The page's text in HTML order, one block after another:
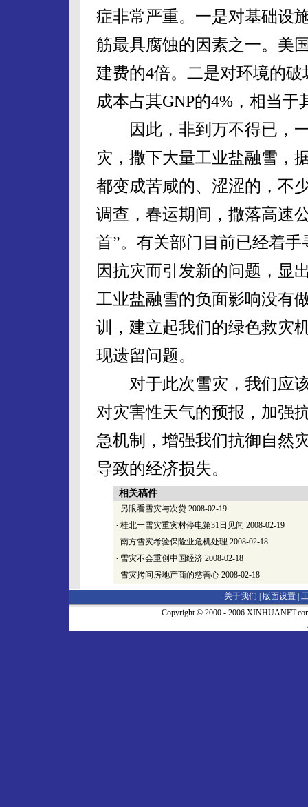
症非常严重。一是对基础设
筋最具腐蚀的因素之一。美
建费的4倍。二是对环境的
成本占其GNP的4%，相当于
因此，非到万不得已，一
灾，撒下大量工业盐融雪，
都变成苦咸的、涩涩的，不
调查，春运期间，撒落高速
首”。有关部门目前已经着
因抗灾而引发新的问题，显
工业盐融雪的负面影响没有
训，建立起我们的绿色救灾
现遗留问题。
对于此次雪灾，我们应该
对灾害性天气的预报，加强
急机制，增强我们抗御自然
导致的经济损失。
相关稿件
· 另眼看雪灾与次贷 2008-02-19
· 桂北一雪灾重灾村停电第31日见闻 2008-02-19
· 南方雪灾考验保险业危机处理 2008-02-18
· 雪灾不会重创中国经济 2008-02-18
· 雪灾拷问房地产商的慈善心 2008-02-18
关于我们 | 版面设置
Copyright © 2000 - 2006